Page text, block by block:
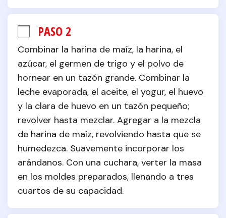
PASO 2
Combinar la harina de maíz, la harina, el
azúcar, el germen de trigo y el polvo de
hornear en un tazón grande. Combinar la
leche evaporada, el aceite, el yogur, el huevo
y la clara de huevo en un tazón pequeño;
revolver hasta mezclar. Agregar a la mezcla
de harina de maíz, revolviendo hasta que se
humedezca. Suavemente incorporar los
arándanos. Con una cuchara, verter la masa
en los moldes preparados, llenando a tres
cuartos de su capacidad.